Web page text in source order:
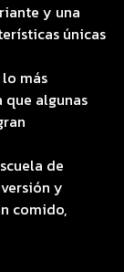
y una
únicas
lo más
que algunas
de
y
comido,